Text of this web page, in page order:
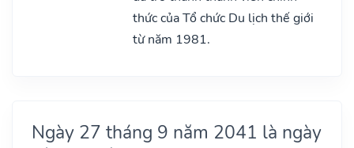
thức của Tổ chức Du lịch thế giới
từ năm 1981.
Ngày 27 tháng 9 năm 2041 là ngày